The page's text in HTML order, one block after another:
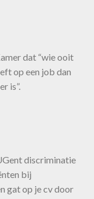
dat “wie ooit
op een job dan
is”.
discriminatie
bij
gat op je cv door